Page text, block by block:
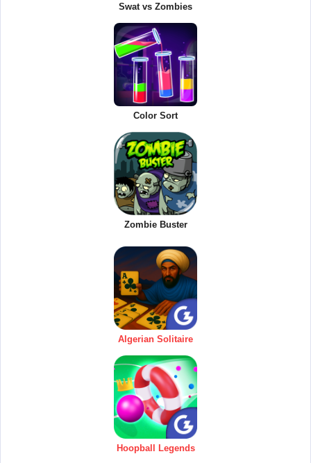
Swat vs Zombies
Color Sort
Zombie Buster
Algerian Solitaire
Hoopball Legends